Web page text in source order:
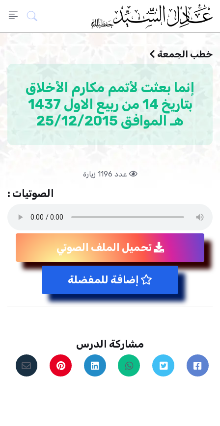
خطب الجمعة
إنما بعثت لأتمم مكارم الأخلاق
بتاريخ 14 من ربيع الاول 1437
هـ الموافق 25/12/2015
عدد 1196 زيارة
الصوتيات :
تحميل الملف الصوتي
إضافة للمفضلة
مشاركة الدرس